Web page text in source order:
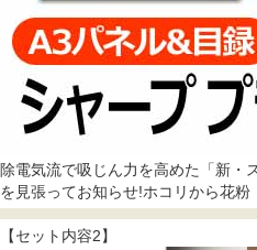
除電気流で吸じん力を高めた「新・
を見張ってお知らせ!ホコリから花
【セット内容2】